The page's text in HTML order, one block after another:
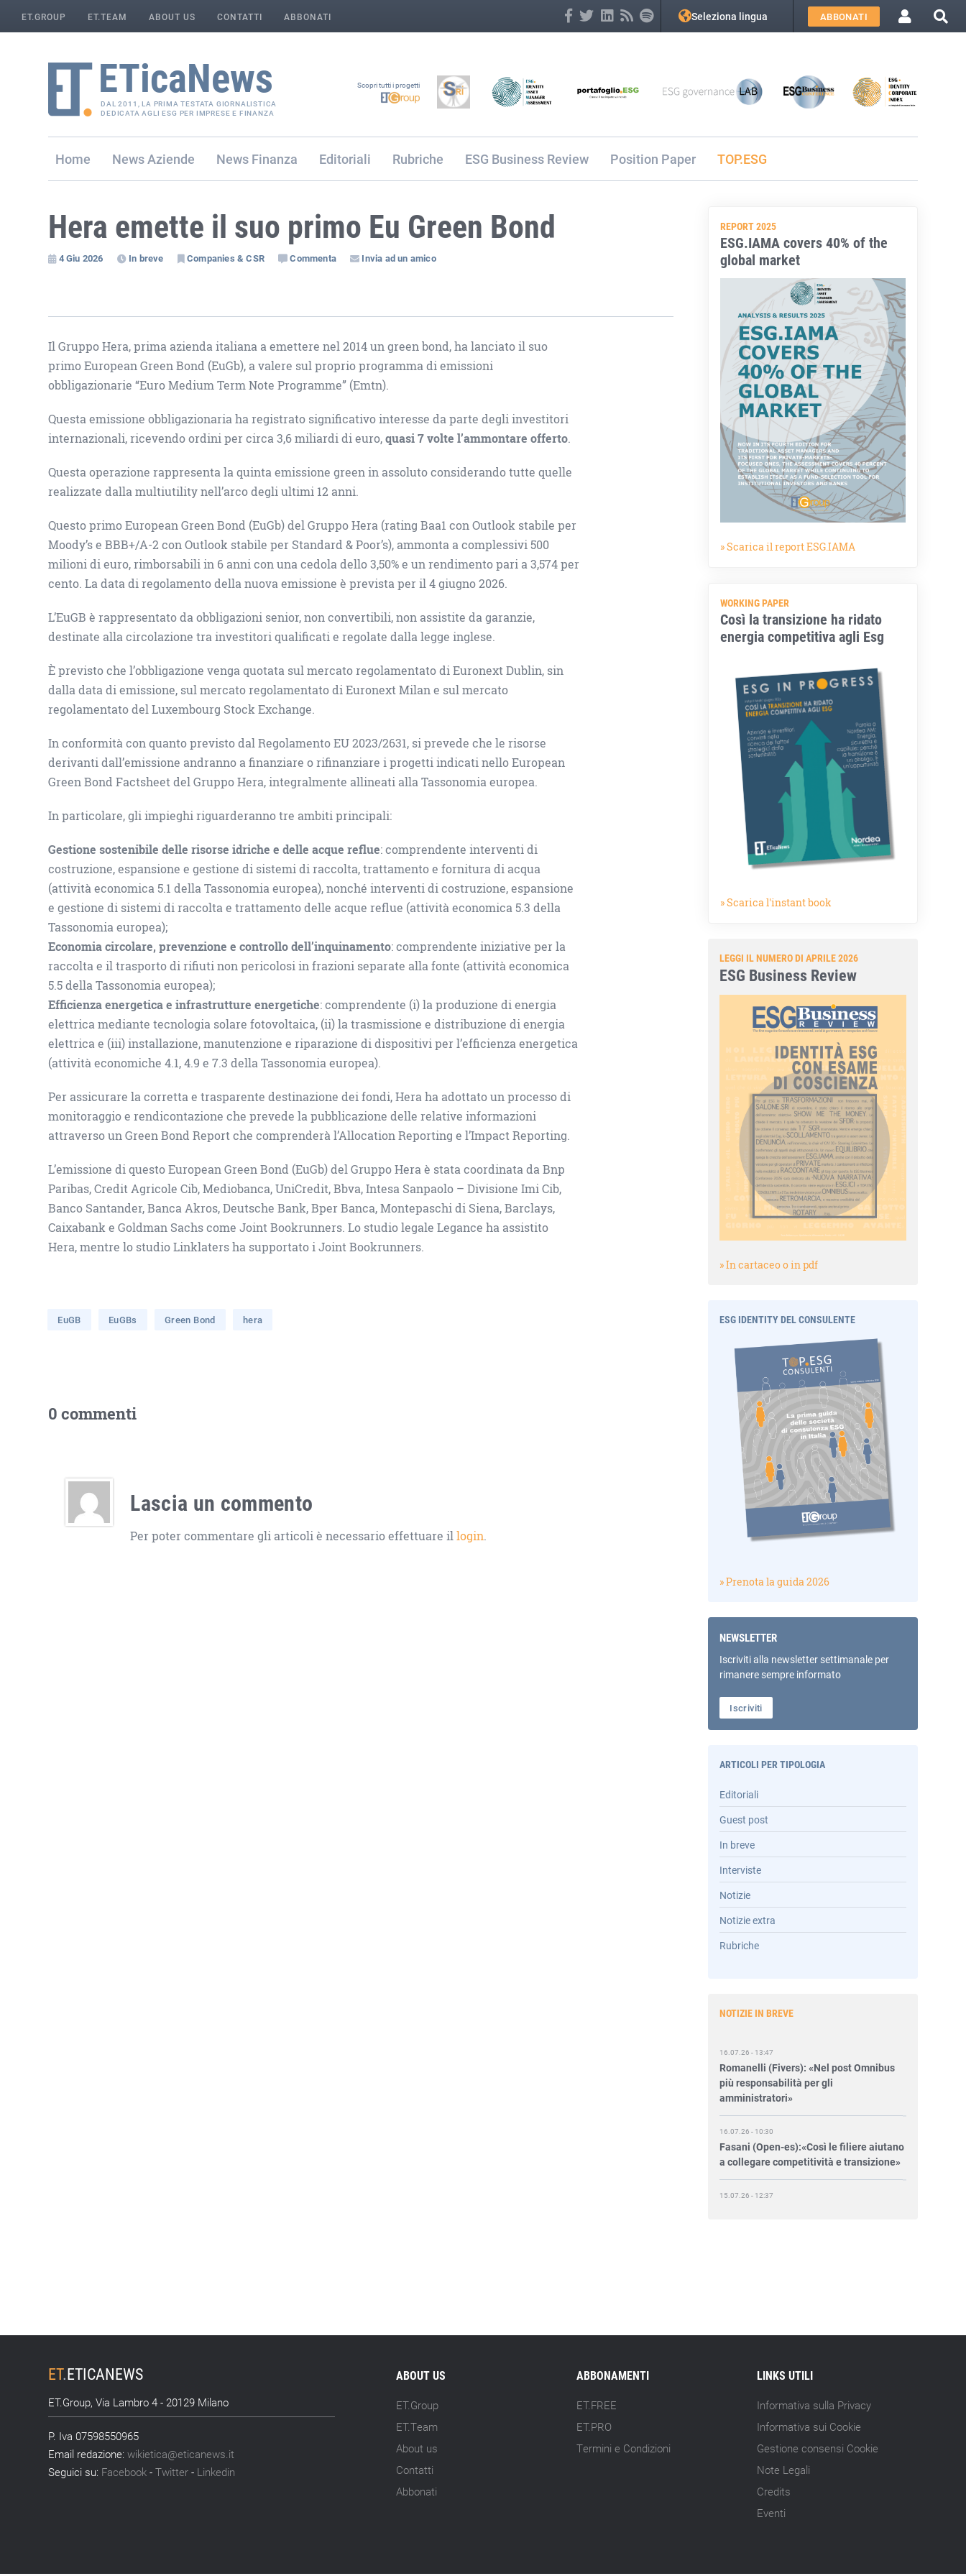
ET.GROUP ET.TEAM ABOUT US CONTATTI ABBONATI Seleziona lingua ABBONATI
DAL 2011, LA PRIMA TESTATA GIORNALISTICA
DEDICATA AGLI ESG PER IMPRESE E FINANZA
Scopri tutti i progetti
Home Aziende Finanza Editoriali Rubriche ESG Business Review Position Paper TOP.ESG
Hera emette il suo primo Eu Green Bond
4 Giu 2026 In breve Companies & CSR Commenta Invia ad un amico
Il Gruppo Hera, prima azienda italiana a emettere nel 2014 un green bond, ha lanciato il suo
primo European Green Bond (EuGb), a valere sul proprio programma di emissioni
obbligazionarie “Euro Medium Term Note Programme” (Emtn).
Questa emissione obbligazionaria ha registrato significativo interesse da parte degli investitori
internazionali, ricevendo ordini per circa 3,6 miliardi di euro,quasi 7 volte l’ammontare offerto.
Questa operazione rappresenta la quinta emissione green in assoluto considerando tutte quelle
realizzate dalla multiutility nell’arco degli ultimi 12 anni.
Questo primo European Green Bond (EuGb) del Gruppo Hera (rating Baa1 con Outlook stabile per
Moody’s e BBB+/A-2 con Outlook stabile per Standard & Poor’s), ammonta a complessivi 500
milioni di euro, rimborsabili in 6 anni con una cedola dello 3,50% e un rendimento pari a 3,574 per
cento. La data di regolamento della nuova emissione è prevista per il 4 giugno 2026.
L’EuGB è rappresentato da obbligazioni senior, non convertibili, non assistite da garanzie,
destinate alla circolazione tra investitori qualificati e regolate dalla legge inglese.
È previsto che l’obbligazione venga quotata sul mercato regolamentato di Euronext Dublin, sin
dalla data di emissione, sul mercato regolamentato di Euronext Milan e sul mercato
regolamentato del Luxembourg Stock Exchange.
In conformità con quanto previsto dal Regolamento EU 2023/2631, si prevede che le risorse
derivanti dall’emissione andranno a finanziare o rifinanziare i progetti indicati nello European
Green Bond Factsheet del Gruppo Hera, integralmente allineati alla Tassonomia europea.
In particolare, gli impieghi riguarderanno tre ambiti principali:
Gestione sostenibile delle risorse idriche e delle acque reflue: comprendente interventi di
costruzione, espansione e gestione di sistemi di raccolta, trattamento e fornitura di acqua
(attività economica 5.1 della Tassonomia europea), nonché interventi di costruzione, espansione
e gestione di sistemi di raccolta e trattamento delle acque reflue (attività economica 5.3 della
Tassonomia europea);
Economia circolare, prevenzione e controllo dell’inquinamento: comprendente iniziative per la
raccolta e il trasporto di rifiuti non pericolosi in frazioni separate alla fonte (attività economica
5.5 della Tassonomia europea);
Efficienza energetica e infrastrutture energetiche: comprendente (i) la produzione di energia
elettrica mediante tecnologia solare fotovoltaica, (ii) la trasmissione e distribuzione di energia
elettrica e (iii) installazione, manutenzione e riparazione di dispositivi per l’efficienza energetica
(attività economiche 4.1, 4.9 e 7.3 della Tassonomia europea).
Per assicurare la corretta e trasparente destinazione dei fondi, Hera ha adottato un processo di
monitoraggio e rendicontazione che prevede la pubblicazione delle relative informazioni
attraverso un Green Bond Report che comprenderà l’Allocation Reporting e l’Impact Reporting.
L’emissione di questo European Green Bond (EuGb) del Gruppo Hera è stata coordinata da Bnp
Paribas, Credit Agricole Cib, Mediobanca, UniCredit, Bbva, Intesa Sanpaolo – Divisione Imi Cib,
Banco Santander, Banca Akros, Deutsche Bank, Bper Banca, Montepaschi di Siena, Barclays,
Caixabank e Goldman Sachs come Joint Bookrunners. Lo studio legale Legance ha assistito
Hera, mentre lo studio Linklaters ha supportato i Joint Bookrunners.
EuGB EuGBs Green Bond hera
0 commenti
Lascia un commento
Per poter commentare gli articoli è necessario effettuare illogin.
REPORT 2025
ESG.IAMA covers 40% of the
global market
» Scarica il report ESG.IAMA
WORKING PAPER
Così la transizione ha ridato
energia competitiva agli Esg
» Scarica l'instant book
LEGGI IL NUMERO DI APRILE 2026
ESG Business Review
» In cartaceo o in pdf
ESG IDENTITY DEL CONSULENTE
» Prenota la guida 2026
NEWSLETTER
Iscriviti alla newsletter settimanale per
rimanere sempre informato
Iscriviti
ARTICOLI PER TIPOLOGIA
Editoriali
Guest post
In breve
Interviste
Notizie
Notizie extra
Rubriche
NOTIZIE IN BREVE
Romanelli (Fivers): «Nel post Omnibus
più responsabilità per gli
amministratori»
Fasani (Open-es):«Così le filiere aiutano
a collegare competitività e transizione»
Locati (De Nora): «Il valore di una
vecchie scorte
Gramegna (ERG): «Valutare gli impatti
ESG degli investimenti»
14.07.26 - 11:00
Tornano le Settimane SRI: oltre 20
14.07.26 - 10:00
Mcc colloca social bond da 500 mln
ET.ETICANEWS
ET.Group, Via Lambro 4 - 20129 Milano
P. Iva 07598550965
Email redazione:wikietica@eticanews.it
Seguici su: Facebook -Twitter - Linkedin
ABOUT US
ET.Group
ET.Team
About us
Contatti
Abbonati
ABBONAMENTI
ET.FREE
ET.PRO
Termini e Condizioni
LINKS UTILI
Informativa sulla Privacy
Informativa sui Cookie
Gestione consensi Cookie
Note Legali
Credits
Eventi